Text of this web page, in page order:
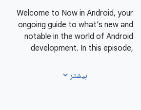
Welcome to Now in Android, your
ongoing guide to what’s new and
notable in the world of Android
development. In this episode,
the release of Android 11,
بیشتر expand_more